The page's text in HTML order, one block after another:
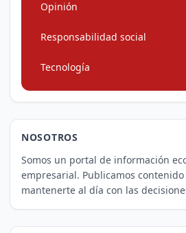
Opinión
Responsabilidad social
Tecnología
NOSOTROS
Somos un portal de información
empresarial. Publicamos
mantenerte al día con las